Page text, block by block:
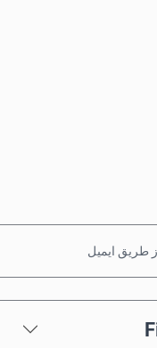
طریق ایمیل